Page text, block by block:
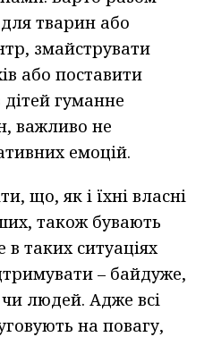
тварин або
змайструвати
або поставити
гуманне
важливо не
емоцій.
що, як і їхні власні
також бувають
таких ситуаціях
– байдуже,
людей. Адже всі
на повагу,